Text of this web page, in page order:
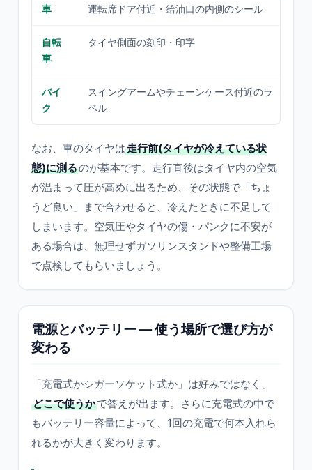
車 運転席ドア付近・給油口の内側のシール
自転
車
タイヤ側面の刻印・印字
バイ
ク
スイングアームやチェーンケース付近のラ
ベル
なお、車のタイヤは走行前(タイヤが冷えている状
態)に測るのが基本です。走行直後はタイヤ内の空気
が温まって圧が高めに出るため、その状態で「ちょ
うど良い」まで合わせると、冷えたときに不足して
しまいます。空気圧やタイヤの傷・パンクに不安が
ある場合は、無理せずガソリンスタンドや整備工場
で点検してもらいましょう。
電源とバッテリー — 使う場所で選び方が
変わる
「充電式かシガーソケット式か」は好みではなく、
どこで使うかで答えが出ます。さらに充電式の中で
もバッテリー容量によって、1回の充電で何本入れら
れるかが大きく変わります。